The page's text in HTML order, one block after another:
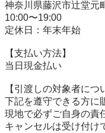
神奈川県藤沢市辻堂元
10:00〜19:00
定休日：年末年始
【⽀払い⽅法】
当日現金払い
【引渡しの対象者につ
下記を遵守できる⽅に
現地で必ずご⾃⾝の責
キャンセルは受け付け